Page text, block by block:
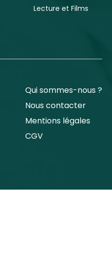
Lecture et Films
Qui sommes-nous ?
Nous contacter
Mentions légales
CGV